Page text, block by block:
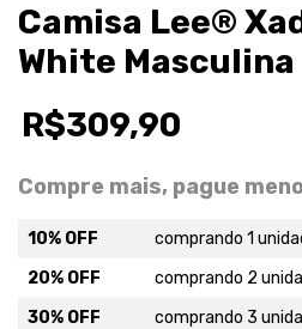
Camisa Lee®
White Masculina
R$309,90
Compre mais, pague
10% OFF
comprando 1
20% OFF
comprando 2
30% OFF
comprando 3